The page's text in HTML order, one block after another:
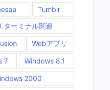
Tumblr
ターミナル関連
Webアプリ
7 Windows 8.1
2000